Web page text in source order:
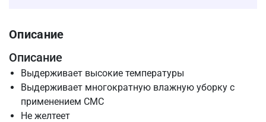
Описание
Описание
Выдерживает высокие температуры
Выдерживает многократную влажную уборку с
применением СМС
Не желтеет